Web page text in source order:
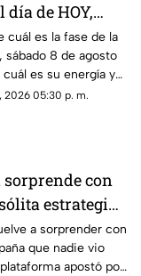
día de HOY,
de agosto de
se verá el
la noche
cuál es la fase de la
sábado 8 de agosto
es su energía y
podría afectar.
2026 05:30 p. m.
con
estrategia
su
a sorprender con
que nadie vio
apostó por